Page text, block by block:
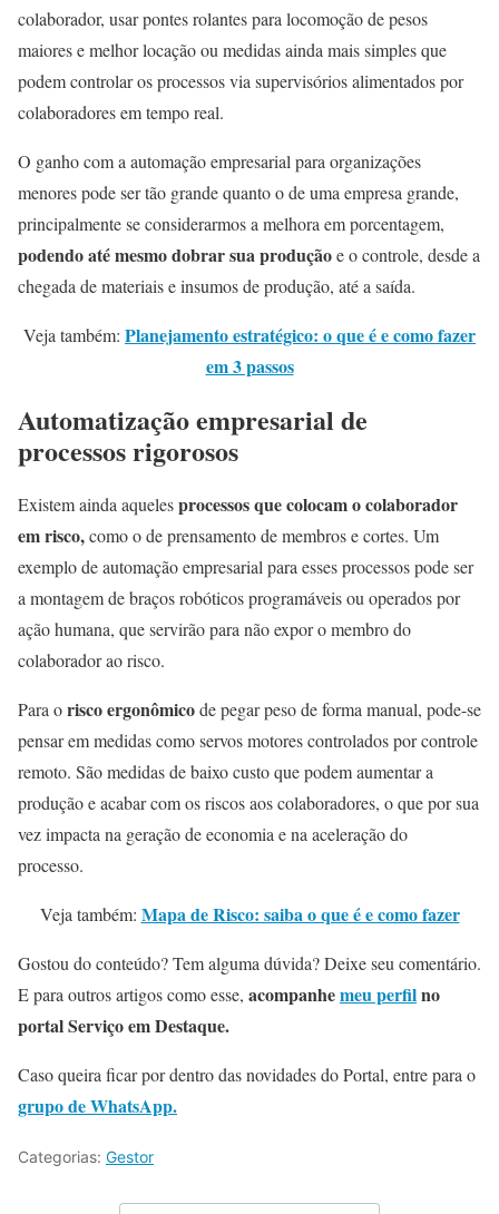
colaborador, usar pontes rolantes para locomoção de pesos
maiores e melhor locação ou medidas ainda mais simples que
podem controlar os processos via supervisórios alimentados por
colaboradores em tempo real.
O ganho com a automação empresarial para organizações
menores pode ser tão grande quanto o de uma empresa grande,
principalmente se considerarmos a melhora em porcentagem,
podendo até mesmo dobrar sua produçãoe o controle, desde a
chegada de materiais e insumos de produção, até a saída.
Veja também: Planejamento estratégico: o que é e como fazer
em 3 passos
Automatização empresarial de
processos rigorosos
Existem ainda aquelesprocessos que colocam o colaborador
em risco,como o de prensamento de membros e cortes. Um
exemplo de automação empresarial para esses processos pode ser
a montagem de braços robóticos programáveis ou operados por
ação humana, que servirão para não expor o membro do
colaborador ao risco.
Para orisco ergonômicode pegar peso de forma manual, pode-se
pensar em medidas como servos motores controlados por controle
remoto. São medidas de baixo custo que podem aumentar a
produção e acabar com os riscos aos colaboradores, o que por sua
vez impacta na geração de economia e na aceleração do
processo.
Veja também: Mapa de Risco: saiba o que é e como fazer
Gostou do conteúdo? Tem alguma dúvida? Deixe seu comentário.
E para outros artigos como esse, acompanhemeu perfilno
portal Serviço em Destaque.
Caso queira ficar por dentro das novidades do Portal, entre para o
grupo de WhatsApp.
Categorias: Gestor